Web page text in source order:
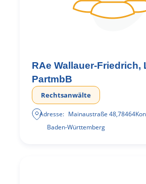
RAe Wallauer-Friedrich,
PartmbB
Rechtsanwälte
Adresse: Mainaustraße 48,78464
Baden-Württemberg